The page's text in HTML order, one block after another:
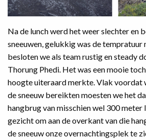
Na de lunch werd het weer slechter en
sneeuwen, gelukkig was de tempratuur
besloten we als team rustig en steady
Thorung Phedi. Het was een mooie
hoogte uiteraard merkte. Vlak voordat
de sneeuw bereikten moesten we het
hangbrug van misschien wel 300 meter
gezicht om aan de overkant van die
de sneeuw onze overnachtingsplek te